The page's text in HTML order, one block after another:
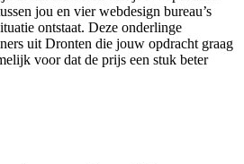
jou en vier webdesign bureau’s
ontstaat. Deze onderlinge
uit Dronten die jouw opdracht graag
voor dat de prijs een stuk beter